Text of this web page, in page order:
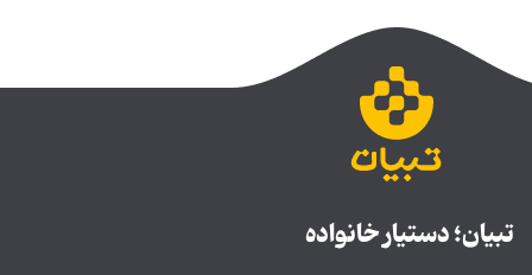
تبیان؛ دستیار خانواده